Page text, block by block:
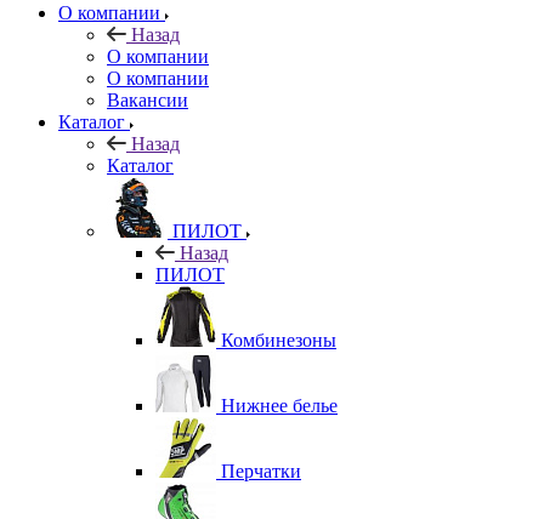
О компании
Назад
О компании
О компании
Вакансии
Каталог
Назад
Каталог
ПИЛОТ
Назад
ПИЛОТ
Комбинезоны
Нижнее белье
Перчатки